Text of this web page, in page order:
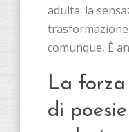
adulta: la
comunque, È
La
di